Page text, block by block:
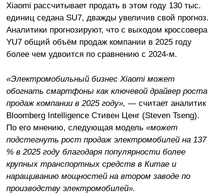
Xiaomi рассчитывает продать в этом году 130 тыс.
единиц седана SU7, дважды увеличив свой прогноз.
Аналитики прогнозируют, что с выходом кроссовера
YU7 общий объём продаж компании в 2025 году
более чем удвоится по сравнению с 2024-м.
«Электромобильный бизнес Xiaomi может
обогнать смартфоны как ключевой драйвер роста
продаж компании в 2025 году», —считает аналитик
Bloomberg Intelligence Стивен Ценг (Steven Tseng).
По его мнению, следующая модель «может
подстегнуть рост продаж электромобилей на 137
% в 2025 году благодаря популярности более
крупных транспортных средств в Китае и
наращиванию мощностей на втором заводе по
производству электромобилей».